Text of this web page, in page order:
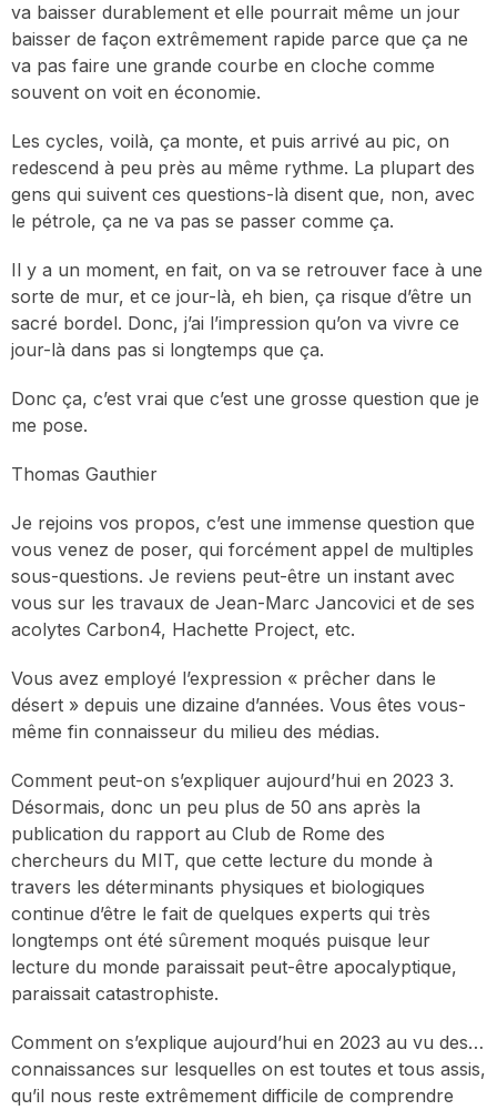
va baisser durablement et elle pourrait même un jour
baisser de façon extrêmement rapide parce que ça ne
va pas faire une grande courbe en cloche comme
souvent on voit en économie.
Les cycles, voilà, ça monte, et puis arrivé au pic, on
redescend à peu près au même rythme. La plupart des
gens qui suivent ces questions-là disent que, non, avec
le pétrole, ça ne va pas se passer comme ça.
Il y a un moment, en fait, on va se retrouver face à une
sorte de mur, et ce jour-là, eh bien, ça risque d’être un
sacré bordel. Donc, j’ai l’impression qu’on va vivre ce
jour-là dans pas si longtemps que ça.
Donc ça, c’est vrai que c’est une grosse question que je
me pose.
Thomas Gauthier
Je rejoins vos propos, c’est une immense question que
vous venez de poser, qui forcément appel de multiples
sous-questions. Je reviens peut-être un instant avec
vous sur les travaux de Jean-Marc Jancovici et de ses
acolytes Carbon4, Hachette Project, etc.
Vous avez employé l’expression « prêcher dans le
désert » depuis une dizaine d’années. Vous êtes vous-
même fin connaisseur du milieu des médias.
Comment peut-on s’expliquer aujourd’hui en 2023 3.
Désormais, donc un peu plus de 50 ans après la
publication du rapport au Club de Rome des
chercheurs du MIT, que cette lecture du monde à
travers les déterminants physiques et biologiques
continue d’être le fait de quelques experts qui très
longtemps ont été sûrement moqués puisque leur
lecture du monde paraissait peut-être apocalyptique,
paraissait catastrophiste.
Comment on s’explique aujourd’hui en 2023 au vu des…
connaissances sur lesquelles on est toutes et tous assis,
qu’il nous reste extrêmement difficile de comprendre